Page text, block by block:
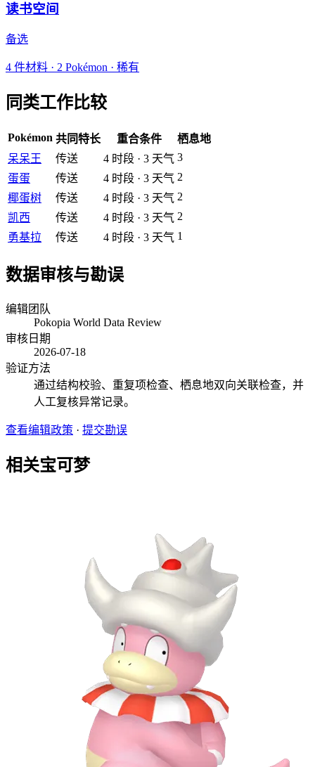
读书空间
备选
4 件材料 · 2 Pokémon · 稀有
同类工作比较
Pokémon 共同特长 重合条件
栖息地
呆呆王
传送 4 时段 · 3 天气 3
蛋蛋
传送 4 时段 · 3 天气 2
椰蛋树
传送 4 时段 · 3 天气 2
凯西
传送 4 时段 · 3 天气 2
勇基拉
传送 4 时段 · 3 天气 1
数据审核与勘误
编辑团队
Pokopia World Data Review
审核日期
2026-07-18
验证方法
通过结构校验、重复项检查、栖息地双向关联检查，并
人工复核异常记录。
查看编辑政策 · 提交勘误
相关宝可梦